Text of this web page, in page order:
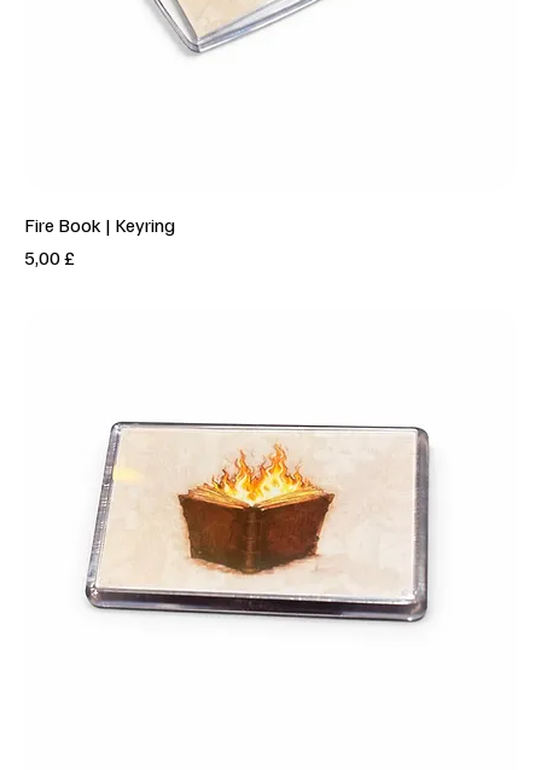
Fire Book | Keyring
Prezzo
5,00 £